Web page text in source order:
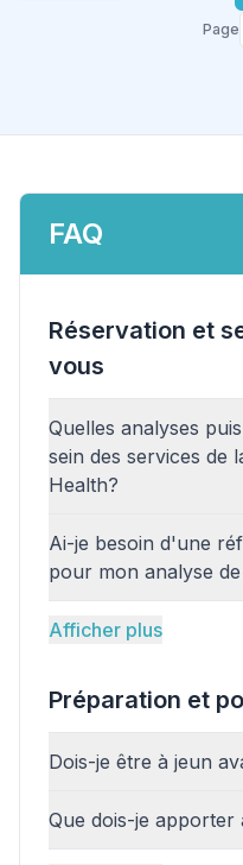
Page
FAQ
Réservation et
vous
Quelles analyses
sein des services de
Health?
Ai-je besoin d'une
pour mon analyse
Afficher plus
Préparation et
Dois-je être à jeun
Que dois-je